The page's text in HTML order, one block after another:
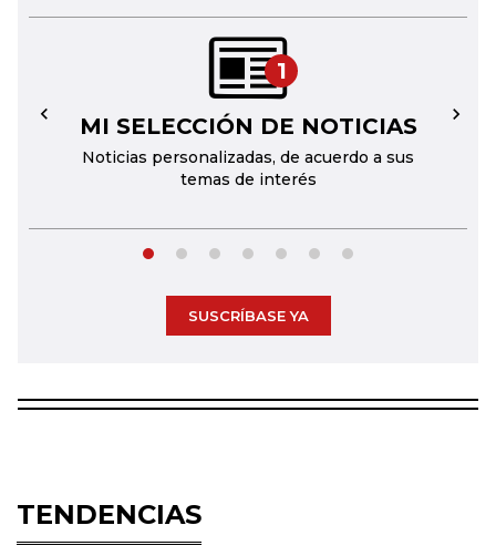
1
MI SELECCIÓN DE NOTICIAS
Noticias personalizadas, de acuerdo a sus
temas de interés
← →
SUSCRÍBASE YA
TENDENCIAS